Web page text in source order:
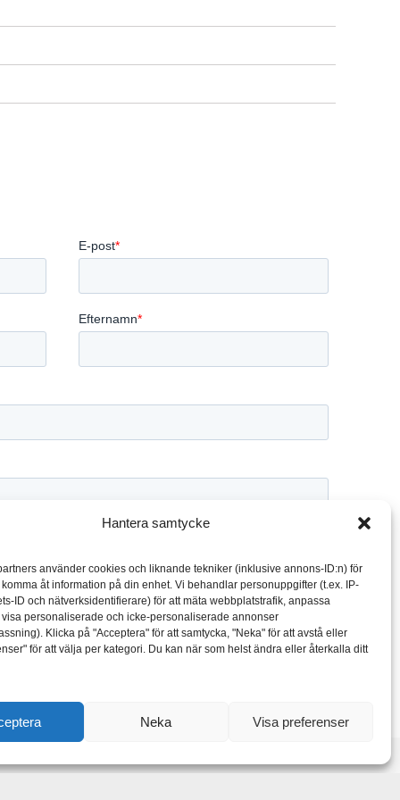
Hantera samtycke
använder cookies och liknande tekniker (inklusive annons-ID:n) för
åt information på din enhet. Vi behandlar personuppgifter (t.ex. IP-
ID och nätverksidentifierare) för att mäta webbplatstrafik, anpassa
personaliserade och icke-personaliserade annonser
Klicka på "Acceptera" för att samtycka, "Neka" för att avstå eller
för att välja per kategori. Du kan när som helst ändra eller återkalla ditt
Neka Visa preferenser